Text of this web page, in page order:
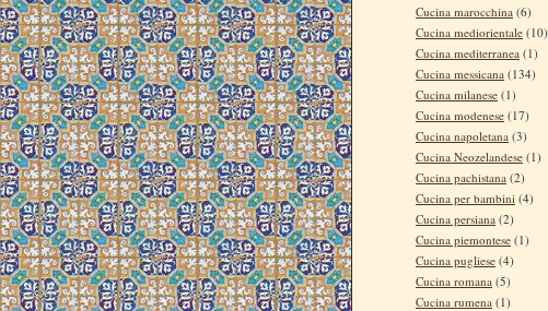
Cucina marocchina (6)
Cucina mediorientale (10)
Cucina mediterranea (1)
Cucina messicana (134)
Cucina milanese (1)
Cucina modenese (17)
Cucina napoletana (3)
Cucina Neozelandese (1)
Cucina pachistana (2)
Cucina per bambini (4)
Cucina persiana (2)
Cucina piemontese (1)
Cucina pugliese (4)
Cucina romana (5)
Cucina rumena (1)